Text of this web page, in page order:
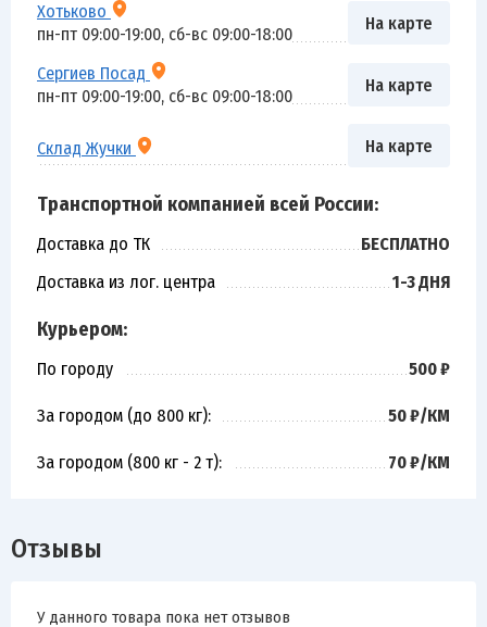
Хотьково
пн-пт 09:00-19:00, сб-вс 09:00-18:00
На карте
Сергиев Посад
пн-пт 09:00-19:00, сб-вс 09:00-18:00
На карте
Склад Жучки На карте
Транспортной компанией всей России:
Доставка до ТК
БЕСПЛАТНО
Доставка из лог. центра
1-3 ДНЯ
Курьером:
По городу 500 ₽
За городом (до 800 кг): 50 ₽/КМ
За городом (800 кг - 2 т): 70 ₽/КМ
Отзывы
У данного товара пока нет отзывов